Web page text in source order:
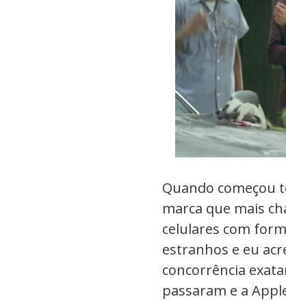
Quando começou
marca que mais
celulares com
estranhos e eu
concorrência
passaram e a